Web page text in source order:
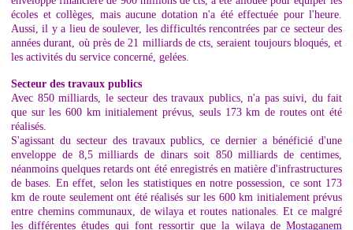
écoles et collèges, mais aucune dotation n'a été effectuée pour l'heure.
Aussi, il y a lieu de soulever, les difficultés rencontrées par ce secteur des
années durant, où près de 21 milliards de cts, seraient toujours bloqués, et
les activités du service concerné, gelées.
Secteur des travaux publics
Avec 850 milliards, le secteur des travaux publics, n'a pas suivi, du fait
que sur les 600 km initialement prévus, seuls 173 km de routes ont été
réalisés.
S'agissant du secteur des travaux publics, ce dernier a bénéficié d'une
enveloppe de 8,5 milliards de dinars soit 850 milliards de centimes,
néanmoins quelques retards ont été enregistrés en matière d'infrastructures
de bases. En effet, selon les statistiques en notre possession, ce sont 173
km de route seulement ont été réalisés sur les 600 km initialement prévus
entre chemins communaux, de wilaya et routes nationales. Et ce malgré
les différentes études qui font ressortir que la wilaya de Mostaganem